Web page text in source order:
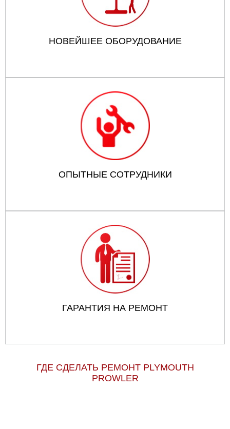
НОВЕЙШЕЕ ОБОРУДОВАНИЕ
ОПЫТНЫЕ СОТРУДНИКИ
ГАРАНТИЯ НА РЕМОНТ
ГДЕ СДЕЛАТЬ РЕМОНТ PLYMOUTH
PROWLER